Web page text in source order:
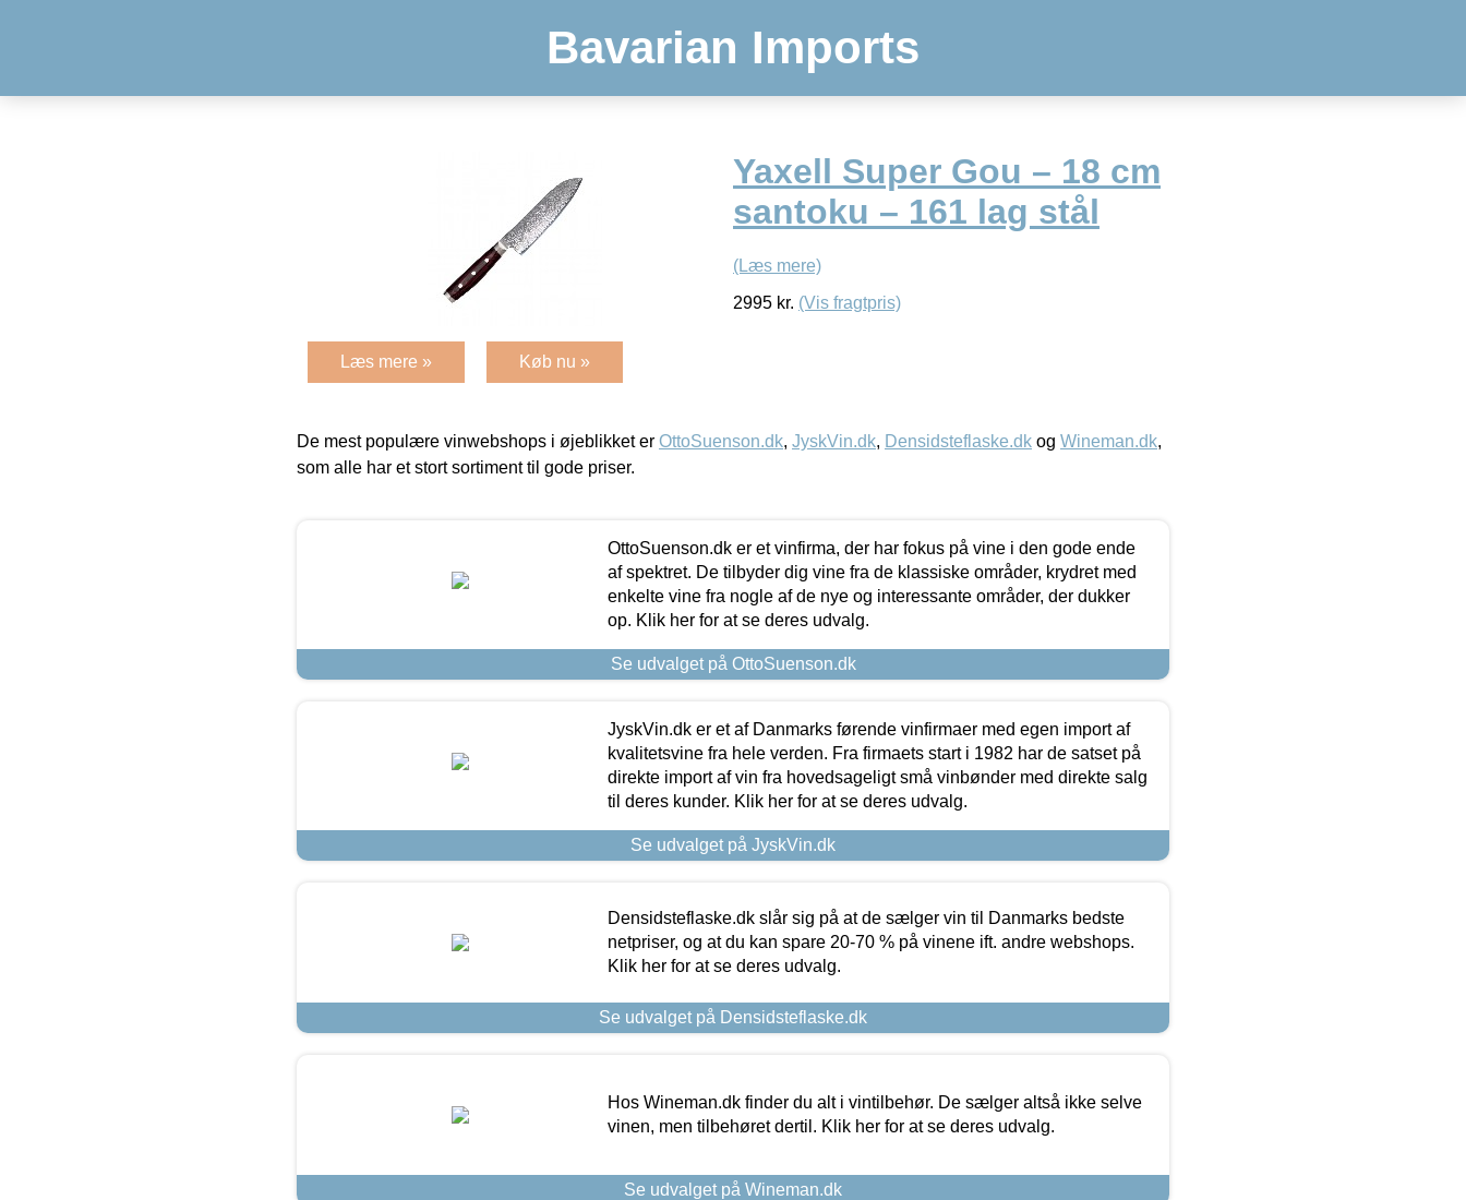
Bavarian Imports
Yaxell Super Gou – 18 cm
santoku – 161 lag stål
(Læs mere)
2995 kr. (Vis fragtpris)
Læs mere » Køb nu »
De mest populære vinwebshops i øjeblikket er OttoSuenson.dk, JyskVin.dk, Densidsteflaske.dk og Wineman.dk,
som alle har et stort sortiment til gode priser.
OttoSuenson.dk er et vinfirma, der har fokus på vine i den gode ende
af spektret. De tilbyder dig vine fra de klassiske områder, krydret med
enkelte vine fra nogle af de nye og interessante områder, der dukker
op. Klik her for at se deres udvalg.
Se udvalget på OttoSuenson.dk
JyskVin.dk er et af Danmarks førende vinfirmaer med egen import af
kvalitetsvine fra hele verden. Fra firmaets start i 1982 har de satset på
direkte import af vin fra hovedsageligt små vinbønder med direkte salg
til deres kunder. Klik her for at se deres udvalg.
Se udvalget på JyskVin.dk
Densidsteflaske.dk slår sig på at de sælger vin til Danmarks bedste
netpriser, og at du kan spare 20-70 % på vinene ift. andre webshops.
Klik her for at se deres udvalg.
Se udvalget på Densidsteflaske.dk
Hos Wineman.dk finder du alt i vintilbehør. De sælger altså ikke selve
vinen, men tilbehøret dertil. Klik her for at se deres udvalg.
Se udvalget på Wineman.dk